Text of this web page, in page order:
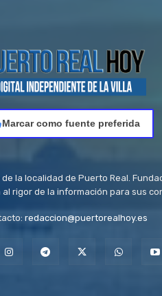
Marcar como fuente preferida
la localidad de Puerto Real.
rigor de la información para sus
redaccion@puertorealhoy.es